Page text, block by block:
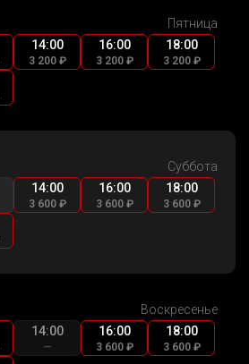
Пятница
14:00
3 200 ₽
16:00
3 200 ₽
18:00
3 200 ₽
Суббота
14:00
3 600 ₽
16:00
3 600 ₽
18:00
3 600 ₽
Воскресенье
14:00
—
16:00
3 600 ₽
18:00
3 600 ₽